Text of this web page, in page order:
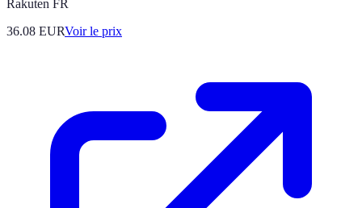
Rakuten FR
36.08 EURVoir le prix